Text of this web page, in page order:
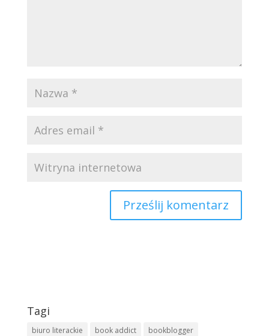
Tagi
biuro literackie book addict
bookblogger